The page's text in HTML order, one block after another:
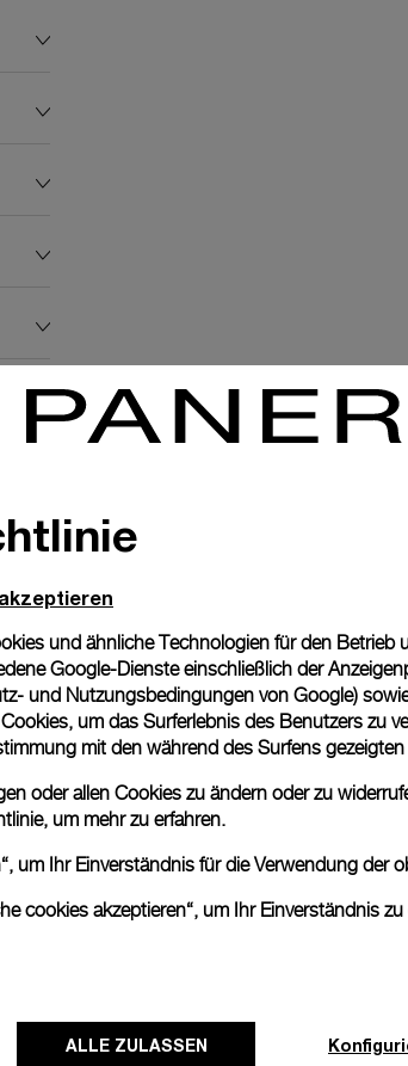
Zusätzliches
Bietet praktische
und ähnliche Technologien für den Betrieb
Google-Dienste einschließlich der
und Nutzungsbedingungen von Google)
um das Surferlebnis des Benutzers zu
mit den während des Surfens
oder allen Cookies zu ändern oder zu
, um mehr zu erfahren.
um Ihr Einverständnis für die Verwendung der
cookies akzeptieren“, um Ihr Einverständnis
ALLE ZULASSEN